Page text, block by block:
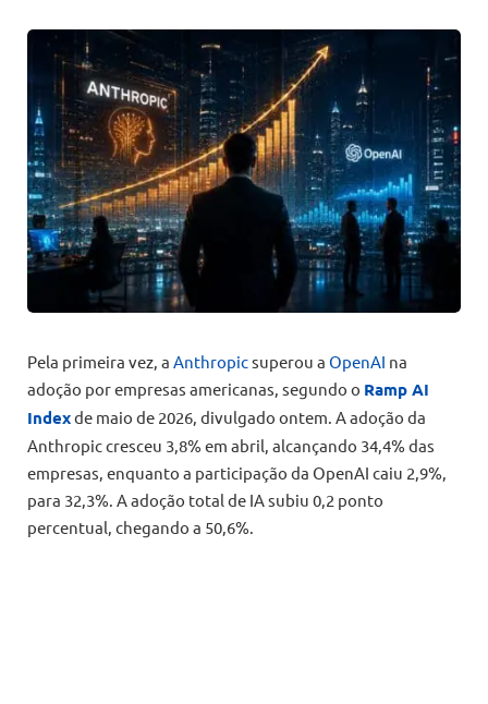
Pela primeira vez, a Anthropicsuperou a OpenAI na
adoção por empresas americanas, segundo o Ramp AI
Indexde maio de 2026, divulgado ontem. A adoção da
Anthropic cresceu 3,8% em abril, alcançando 34,4% das
empresas, enquanto a participação da OpenAI caiu 2,9%,
para 32,3%. A adoção total de IA subiu 0,2 ponto
percentual, chegando a 50,6%.